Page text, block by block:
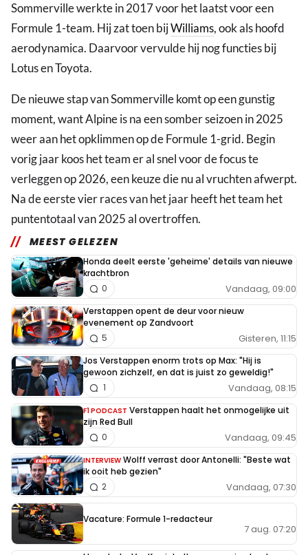
Sommerville werkte in 2017 voor het laatst voor een
Formule 1-team. Hij zat toen bijWilliams, ook als hoofd
aerodynamica. Daarvoor vervulde hij nog functies bij
Lotus en Toyota.
De nieuwe stap van Sommerville komt op een gunstig
moment, want Alpine is na een somber seizoen in 2025
weer aan het opklimmen op de Formule 1-grid. Begin
vorig jaar koos het team er al snel voor de focus te
verleggen op 2026, een keuze die nu al vruchten afwerpt.
Na de eerste vier races van het jaar heeft het team het
puntentotaal van 2025 al overtroffen.
MEEST GELEZEN
Honda deelt eerste 'geheime' details van nieuwe
krachtbron
Vandaag, 09:00
0
Verstappen opent de deur voor nieuw
evenement op Zandvoort
Gisteren, 11:15
5
Jos Verstappen enorm trots op Max: "Hij is
gewoon zichzelf, en dat is juist zo geweldig!"
Vandaag, 08:15
1
F1 PODCAST Verstappen haalt het onmogelijke uit
zijn Red Bull
Vandaag, 09:45
0
INTERVIEW Wolff verrast door Antonelli: "Beste wat
ik ooit heb gezien"
Vandaag, 07:30
2
Vacature: Formule 1-redacteur
7 aug. 07:20